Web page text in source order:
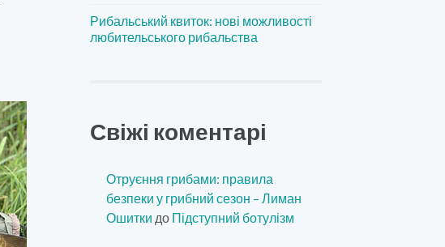
Рибальський квиток: нові можливості
любительського рибальства
Свіжі коментарі
Отруєння грибами: правила
безпеки у грибний сезон – Лиман
Ошитки до Підступний ботулізм